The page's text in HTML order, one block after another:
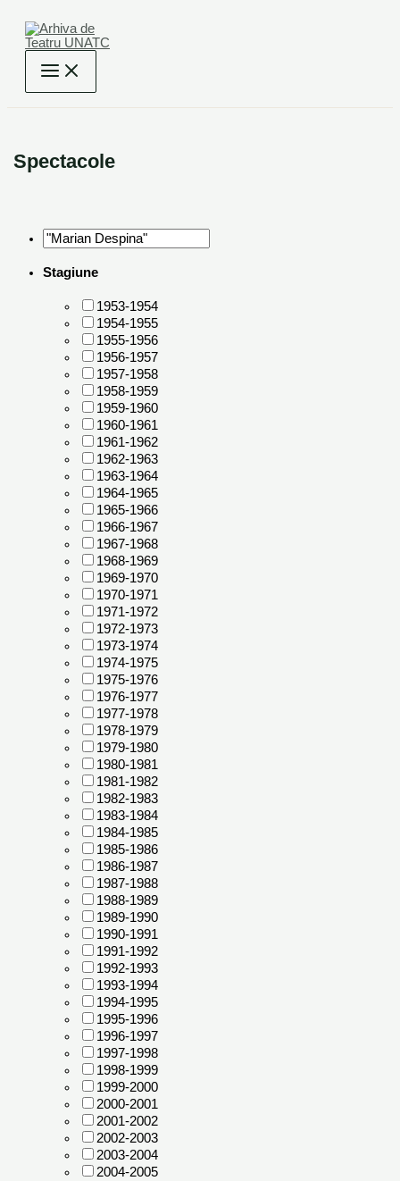
content
Spectacole
Stagiune
1953-1954
1954-1955
1955-1956
1956-1957
1957-1958
1958-1959
1959-1960
1960-1961
1961-1962
1962-1963
1963-1964
1964-1965
1965-1966
1966-1967
1967-1968
1968-1969
1969-1970
1970-1971
1971-1972
1972-1973
1973-1974
1974-1975
1975-1976
1976-1977
1977-1978
1978-1979
1979-1980
1980-1981
1981-1982
1982-1983
1983-1984
1984-1985
1985-1986
1986-1987
1987-1988
1988-1989
1989-1990
1990-1991
1991-1992
1992-1993
1993-1994
1994-1995
1995-1996
1996-1997
1997-1998
1998-1999
1999-2000
2000-2001
2001-2002
2002-2003
2003-2004
2004-2005